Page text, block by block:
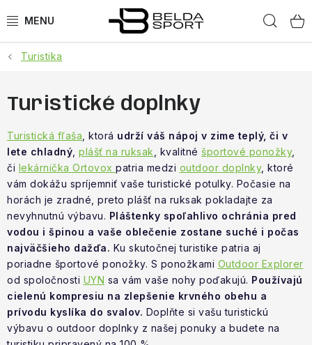
na
ŠPORTY
BEH
BOGNER
GOLDBERGH
OBLEČENIE
OBUV
DOPLNKY
NAŠE SLUŽBY
Turistika
Turistické doplnky
Turistická fľaša , ktorá udrží váš nápoj v zime teplý, či v
lete chladný plášť na ruksak , kvalitné športové ponožky,
či lekárnička Ortovox patria medzi outdoor doplnky, ktoré
vám dokážu spríjemniť vaše turistické potulky. Počasie na
horách je zradné, preto plášť na ruksak pokladajte za
nevyhnutnú výbavu. Pláštenky spoľahlivo ochránia pred
vodou i špinou a vaše oblečenie zostane suché i počas
najväčšieho dažďa. Ku skutočnej turistike patria aj
poriadne športové ponožky. S ponožkami Outdoor Explorer
od spoločnosti UYN sa vám vaše nohy poďakujú. Používajú
cielenú kompresiu na zlepšenie krvného obehu a
prívodu kyslíka do svalov. Doplňte si vašu turistickú
výbavu o outdoor doplnky z našej ponuky a budete na